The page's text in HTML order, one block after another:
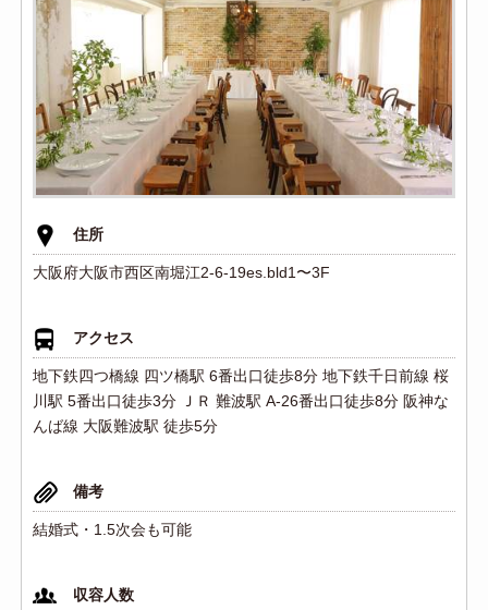
住所
大阪府大阪市西区南堀江2-6-19es.bld1〜3F
アクセス
地下鉄四つ橋線 四ツ橋駅 6番出口徒歩8分 地下鉄千日前線 桜
川駅 5番出口徒歩3分 ＪＲ 難波駅 A-26番出口徒歩8分 阪神な
んば線 大阪難波駅 徒歩5分
備考
結婚式・1.5次会も可能
収容人数